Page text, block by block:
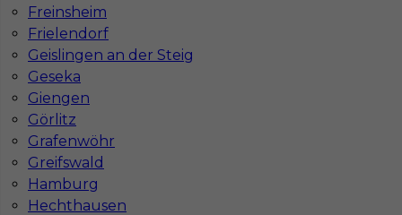
Freinsheim
Frielendorf
Geislingen an der Steig
Geseka
Giengen
Görlitz
Grafenwöhr
Greifswald
Hamburg
Hechthausen
Kategoria Prace wykończeniowe
Szpachlarz
Lokalizacja Niemcy , Augsburg
Wymagane języki
Stawka 15 - 17 € / h